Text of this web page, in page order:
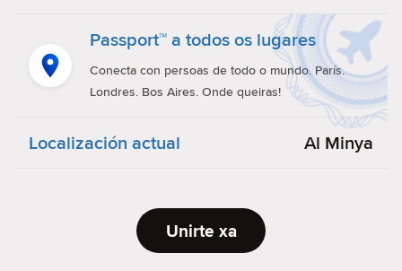
Passport™ a todos os lugares
Conecta con persoas de todo o mundo. París.
Londres. Bos Aires. Onde queiras!
Localización actual Al Minya
Unirte xa